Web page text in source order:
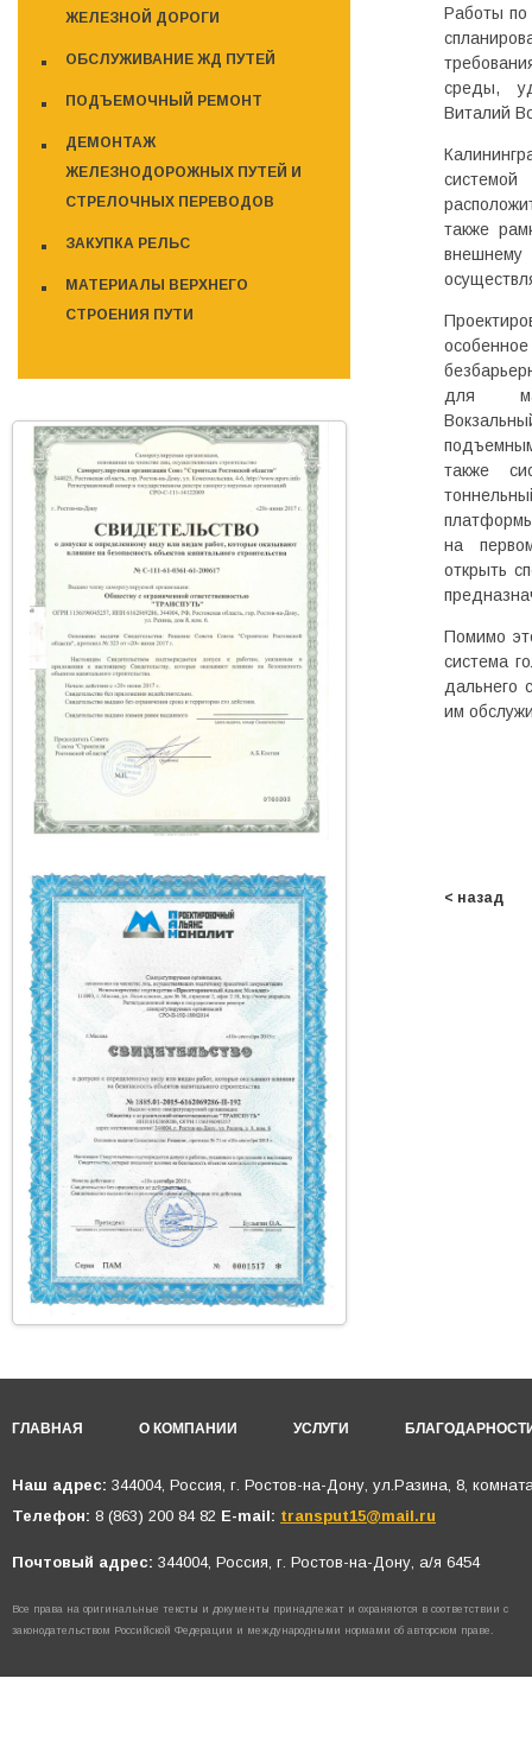
ЖЕЛЕЗНОЙ ДОРОГИ
ОБСЛУЖИВАНИЕ ЖД ПУТЕЙ
ПОДЪЕМОЧНЫЙ РЕМОНТ
ДЕМОНТАЖ
ЖЕЛЕЗНОДОРОЖНЫХ ПУТЕЙ И
СТРЕЛОЧНЫХ ПЕРЕВОДОВ
ЗАКУПКА РЕЛЬС
МАТЕРИАЛЫ ВЕРХНЕГО
СТРОЕНИЯ ПУТИ
Работы по
среды,
Виталий
системой
также
для
также
на
открыть
Помимо
система
дальнего
им
< назад
ГЛАВНАЯ О КОМПАНИИ УСЛУГИ
Наш адрес: 344004, Россия, г. Ростов-на-Дону, ул.Разина, 8,
Телефон: 8 (863) 200 84 82 E-mail: transput15@mail.ru
Почтовый адрес: 344004, Россия, г. Ростов-на-Дону, а/я 6454
Все права на оригинальные тексты и документы принадлежат и охраняются в соответствии с
законодательством Российской Федерации и международными нормами об авторском праве.